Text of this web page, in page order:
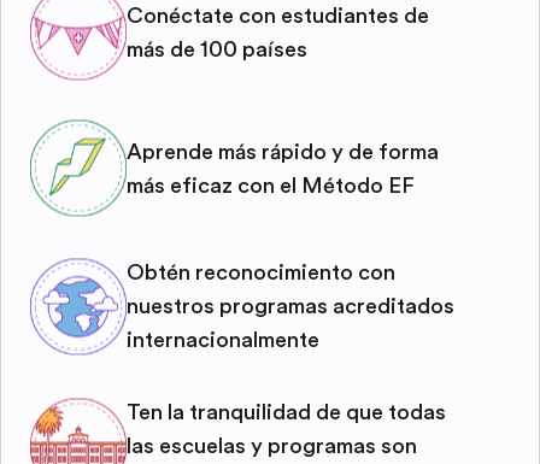
Conéctate con estudiantes de
más de 100 países
Aprende más rápido y de forma
más eficaz con el Método EF
Obtén reconocimiento con
nuestros programas acreditados
internacionalmente
Ten la tranquilidad de que todas
las escuelas y programas son